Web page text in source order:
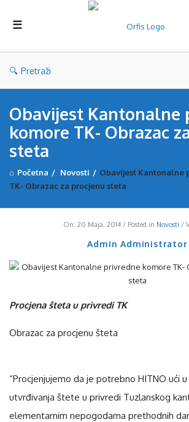
Pretraži
Obavijest Kantonalne
komore TK- Obrazac
steta
Početna / Novosti / Obavijest Kantonalne
TK- Obrazac za procjenu steta
On: 20 Maja, 2014 Posted in Novosti
Admin Administrator
Procjena šteta u privredi TK
Obrazac za procjenu šteta
“Procjenjujemo da je potrebno HITNO ući
utvrđivanja štete u privredi Tuzlanskog
elementarnim nepogodama prethodnih